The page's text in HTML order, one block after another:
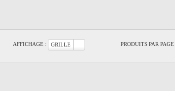
AFFICHAGE : GRILLE PRODUITS PAR PAGE